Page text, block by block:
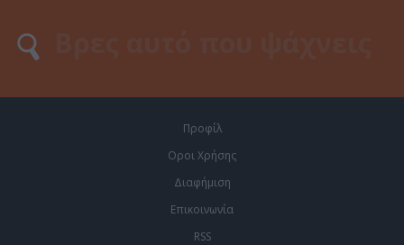
Προφίλ
Οροι Χρήσης
Διαφήμιση
Επικοινωνία
RSS